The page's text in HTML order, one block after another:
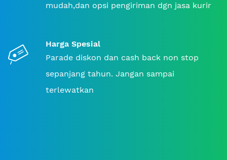
mudah,dan opsi pengiriman dgn jasa kurir
Harga Spesial
Parade diskon dan cash back non stop
sepanjang tahun. Jangan sampai
terlewatkan